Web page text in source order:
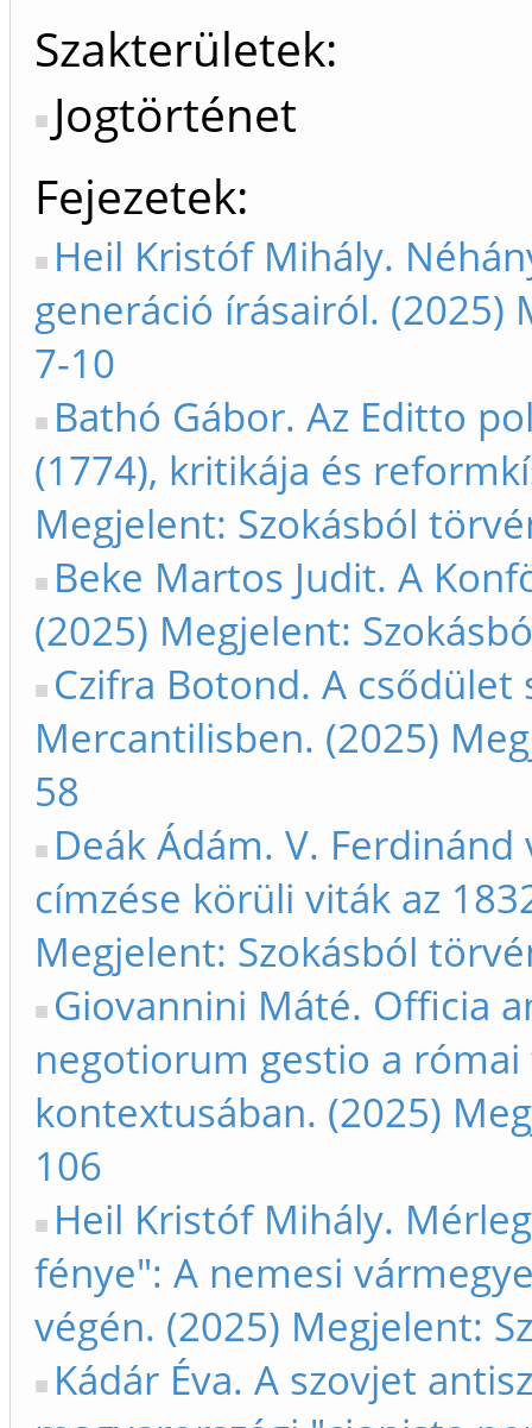
Szakterületek:
Jogtörténet
Fejezetek
Heil Kristóf Mihály.
generáció írásairól. (2025)
7-10
Bathó Gábor. Az Editto
(1774), kritikája és
Megjelent: Szokásból
Beke Martos Judit. A
(2025) Megjelent:
Czifra Botond. A csődület
Mercantilisben. (2025)
58
Deák Ádám. V.
címzése körüli viták az
Megjelent: Szokásból
Giovannini Máté. Officia
negotiorum gestio a
kontextusában. (2025)
106
Heil Kristóf Mihály.
fénye": A nemesi
végén. (2025) Megjelent:
Kádár Éva. A szovjet